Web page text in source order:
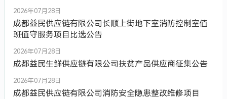
2026年07月28日
成都益民供应链有限公司长顺上街地下室消防控制室值
班值守服务项目比选公告
2026年07月28日
成都益民生鲜供应链有限公司扶贫产品供应商征集公告
2026年07月28日
成都益民供应链有限公司消防安全隐患整改维修项目